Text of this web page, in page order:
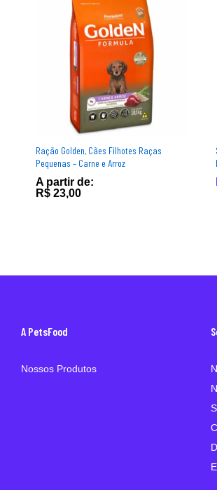
Ração Golden, Cães Filhotes Raças
Pequenas – Carne e Arroz
A partir de:
R$ 23,00
A PetsFood
Nossos Produtos